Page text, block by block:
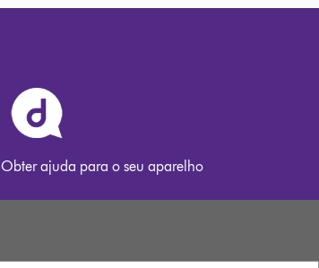
Obter ajuda para o seu aparelho